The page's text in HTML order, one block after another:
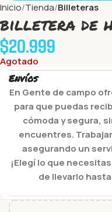
Inicio Tienda Billeteras
billetera de
$20.999
Agotado
Envíos
En Gente de campo
para que puedas
cómoda y segura,
encuentres.
asegurando un
¡Elegí lo que
de llevarlo